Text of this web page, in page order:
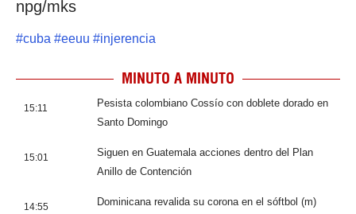
npg/mks
#cuba #eeuu #injerencia
MINUTO A MINUTO
15:11
Pesista colombiano Cossío con doblete dorado en
Santo Domingo
15:01
Siguen en Guatemala acciones dentro del Plan
Anillo de Contención
14:55
Dominicana revalida su corona en el sóftbol (m)